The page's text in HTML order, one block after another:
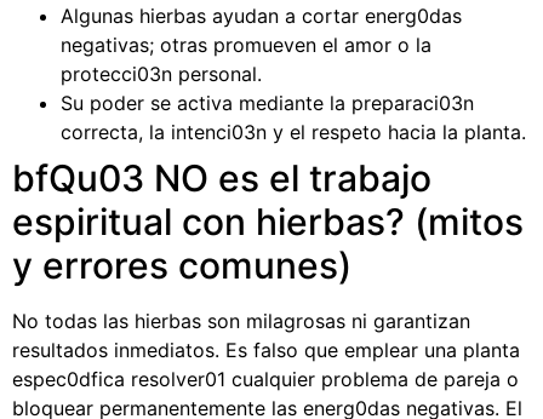
Algunas hierbas ayudan a cortar energ0das
negativas; otras promueven el amor o la
protecci03n personal.
Su poder se activa mediante la preparaci03n
correcta, la intenci03n y el respeto hacia la planta.
bfQu03 NO es el trabajo
espiritual con hierbas? (mitos
y errores comunes)
No todas las hierbas son milagrosas ni garantizan
resultados inmediatos. Es falso que emplear una planta
espec0dfica resolver01 cualquier problema de pareja o
bloquear permanentemente las energ0das negativas. El